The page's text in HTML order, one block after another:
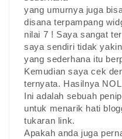
yang umurnya juga
disana terpampang
nilai 7 ! Saya sangat
saya sendiri tidak
yang sederhana itu
Kemudian saya cek
ternyata. Hasilnya NOL
Ini adalah sebuah
untuk menarik hati
tukaran link.
Apakah anda juga